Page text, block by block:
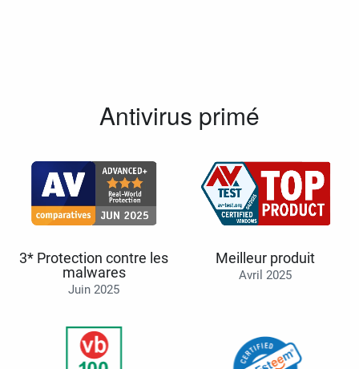
Antivirus primé
3* Protection contre les
malwares
Juin 2025
Meilleur produit
Avril 2025